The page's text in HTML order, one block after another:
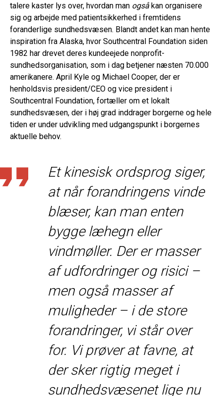
talere kaster lys over, hvordan man også kan organisere
sig og arbejde med patientsikkerhed i fremtidens
foranderlige sundhedsvæsen. Blandt andet kan man hente
inspiration fra Alaska, hvor Southcentral Foundation siden
1982 har drevet deres kundeejede nonprofit-
sundhedsorganisation, som i dag betjener næsten 70.000
amerikanere. April Kyle og Michael Cooper, der er
henholdsvis president/CEO og vice president i
Southcentral Foundation, fortæller om et lokalt
sundhedsvæsen, der i høj grad inddrager borgerne og hele
tiden er under udvikling med udgangspunkt i borgernes
aktuelle behov.
Et kinesisk ordsprog siger,
at når forandringens vinde
blæser, kan man enten
bygge læhegn eller
vindmøller. Der er masser
af udfordringer og risici –
men også masser af
muligheder – i de store
forandringer, vi står over
for. Vi prøver at favne, at
der sker rigtig meget i
sundhedsvæsenet lige nu